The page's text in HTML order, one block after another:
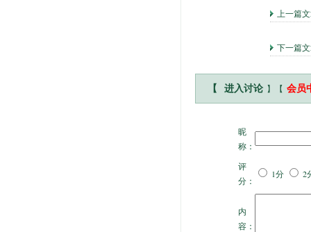
上一篇
下一篇
【 进入讨论 】【 会员
昵
称：
评
分：
1分 2
内
容：